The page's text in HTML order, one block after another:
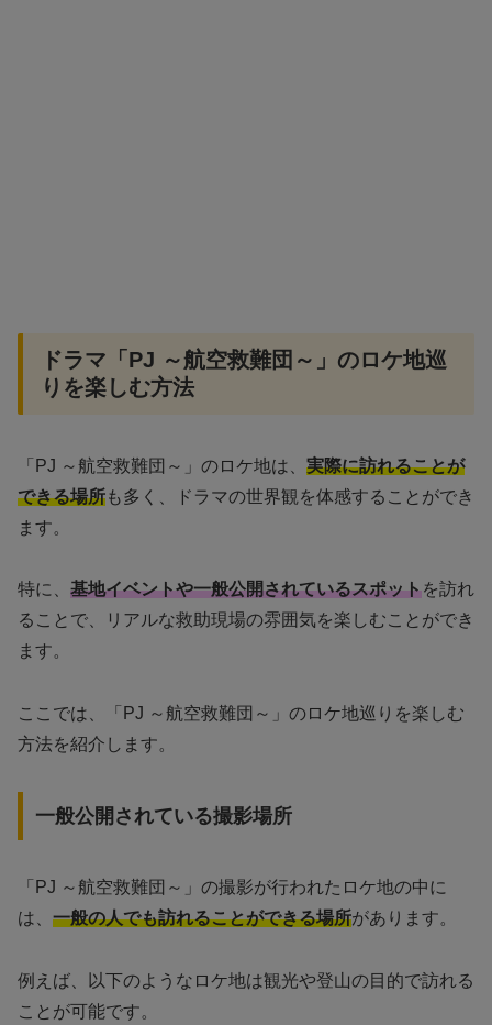
ドラマ「PJ ～航空救難団～」のロケ地巡
りを楽しむ方法
「PJ ～航空救難団～」のロケ地は、 実際に訪れることが
できる場所も多く、ドラマの世界観を体感することができ
ます。
特に、 基地イベントや一般公開されているスポットを訪れ
ることで、リアルな救助現場の雰囲気を楽しむことができ
ます。
ここでは、「PJ ～航空救難団～」のロケ地巡りを楽しむ
方法を紹介します。
一般公開されている撮影場所
「PJ ～航空救難団～」の撮影が行われたロケ地の中に
は、 一般の人でも訪れることができる場所があります。
例えば、以下のようなロケ地は観光や登山の目的で訪れる
ことが可能です。